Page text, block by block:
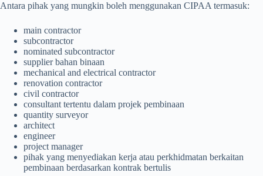
Antara pihak yang mungkin boleh menggunakan CIPAA termasuk:
main contractor
subcontractor
nominated subcontractor
supplier bahan binaan
mechanical and electrical contractor
renovation contractor
civil contractor
consultant tertentu dalam projek pembinaan
quantity surveyor
architect
engineer
project manager
pihak yang menyediakan kerja atau perkhidmatan berkaitan
pembinaan berdasarkan kontrak bertulis